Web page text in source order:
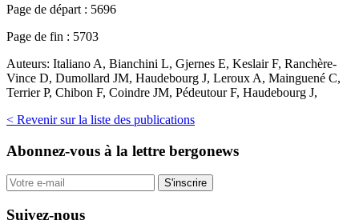
Page de départ : 5696
Page de fin : 5703
Auteurs: Italiano A, Bianchini L, Gjernes E, Keslair F, Ranchère-
Vince D, Dumollard JM, Haudebourg J, Leroux A, Mainguené C,
Terrier P, Chibon F, Coindre JM, Pédeutour F, Haudebourg J,
< Revenir sur la liste des publications
Abonnez-vous à la lettre bergonews
S'inscrire
Suivez-nous